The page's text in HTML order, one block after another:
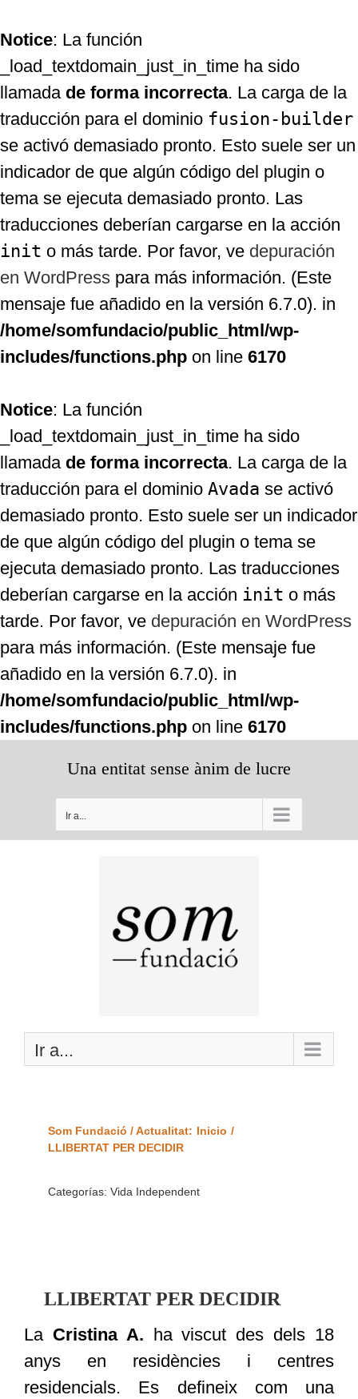
Notice: La función
_load_textdomain_just_in_time ha sido
llamada de forma incorrecta. La carga de la
traducción para el dominio fusion-builder
se activó demasiado pronto. Esto suele ser un
indicador de que algún código del plugin o
tema se ejecuta demasiado pronto. Las
traducciones deberían cargarse en la acción
init o más tarde. Por favor, ve depuración
en WordPress para más información. (Este
mensaje fue añadido en la versión 6.7.0). in
/home/somfundacio/public_html/wp-
includes/functions.php on line 6170
Notice: La función
_load_textdomain_just_in_time ha sido
llamada de forma incorrecta. La carga de la
traducción para el dominio Avada se activó
demasiado pronto. Esto suele ser un indicador
de que algún código del plugin o tema se
ejecuta demasiado pronto. Las traducciones
deberían cargarse en la acción init o más
tarde. Por favor, ve depuración en WordPress
para más información. (Este mensaje fue
añadido en la versión 6.7.0). in
/home/somfundacio/public_html/wp-
includes/functions.php on line 6170
contenido
Una entitat sense ànim de lucre
Ir a...
Ir a...
LLIBERTAT PER DECIDIR
Som Fundació / Actualitat: Inicio
LLIBERTAT PER DECIDIR
Categorías: Vida Independent
La Cristina A. ha viscut des dels 18
anys en residències i centres
residencials. Es defineix com una